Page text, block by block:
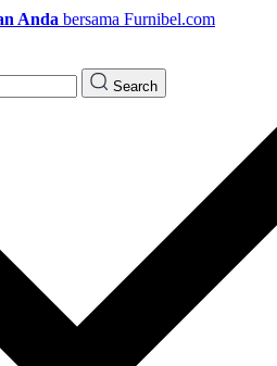
Anda bersama Furnibel.com
Search